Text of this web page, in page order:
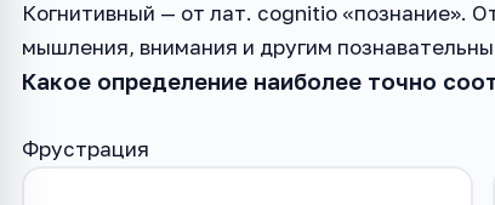
Когнитивный — от лат. cognitio «познание».
мышления, внимания и другим
Какое определение наиболее точно
Фрустрация